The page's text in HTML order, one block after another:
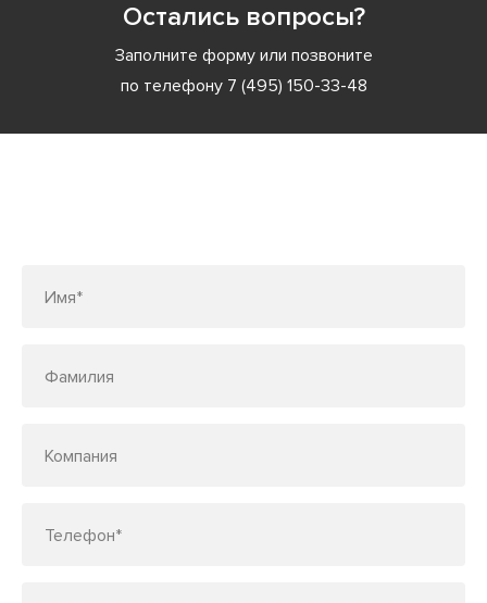
Остались вопросы?
Заполните форму или позвоните
по телефону 7 (495) 150-33-48
Имя*
Фамилия
Компания
Телефон*